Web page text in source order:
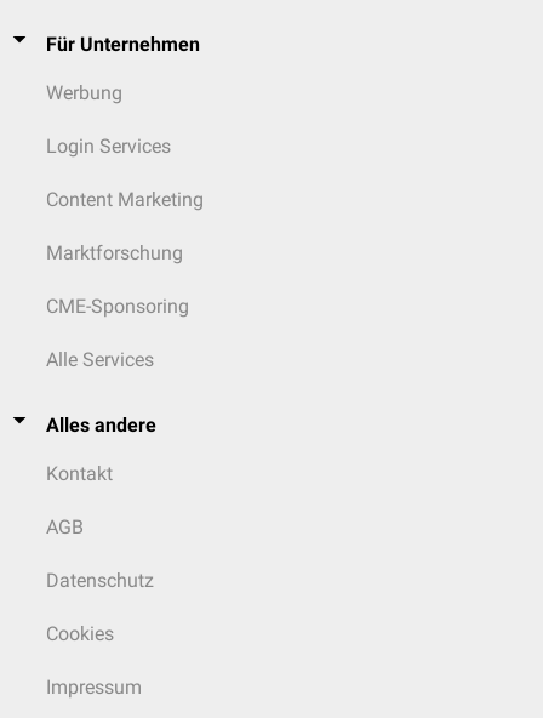
Für Unternehmen
Werbung
Login Services
Content Marketing
Marktforschung
CME-Sponsoring
Alle Services
Alles andere
Kontakt
AGB
Datenschutz
Cookies
Impressum